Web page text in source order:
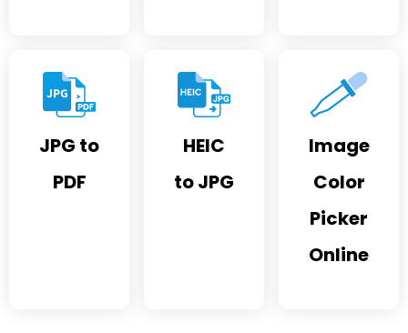
JPG to
PDF
HEIC
to JPG
Image
Color
Picker
Online